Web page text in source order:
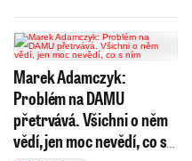
Marek Adamczyk:
Problém na DAMU
přetrvává. Všichni o něm
vědí, jen moc nevědí, co s